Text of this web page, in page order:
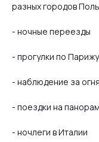
разных городов
- ночные переезды
- прогулки по
- наблюдение за
- поездки на
- ночлеги в Италии